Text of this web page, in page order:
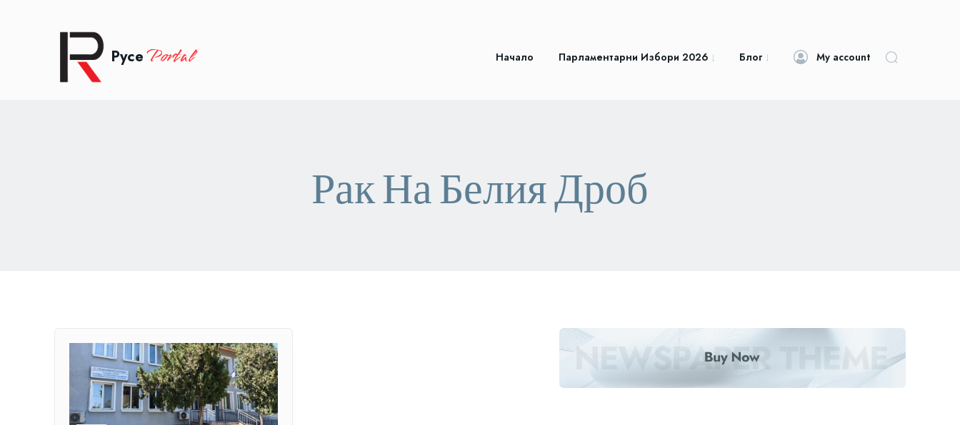
Русе Portal Начало Парламентарни Избори 2026 Блог My account
Рак На Белия Дроб